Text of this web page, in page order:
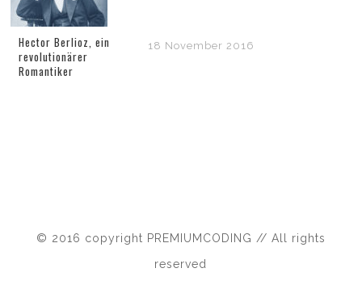
Hector Berlioz, ein
revolutionärer
Romantiker
18 November 2016
© 2016 copyright PREMIUMCODING // All rights
reserved